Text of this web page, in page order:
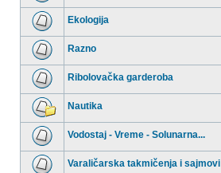
Nema
nepročitanih
postova
Nema
nepročitanih
postova
Ekologija
Nema
nepročitanih
postova
Razno
Nema
nepročitanih
postova
Ribolovačka garderoba
Nema
nepročitanih
postova
Nautika
Nema
nepročitanih
postova
Vodostaj - Vreme - Solunarna...
Varaličarska takmičenja i sajmovi